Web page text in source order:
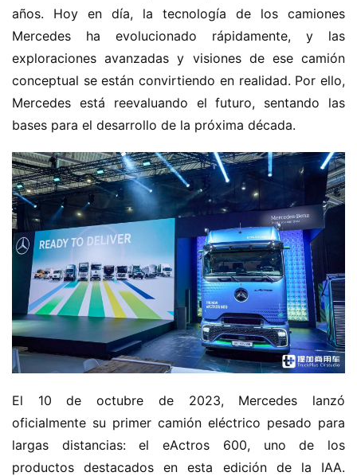
años. Hoy en día, la tecnología de los camiones
Mercedes ha evolucionado rápidamente, y las
exploraciones avanzadas y visiones de ese camión
conceptual se están convirtiendo en realidad. Por ello,
Mercedes está reevaluando el futuro, sentando las
bases para el desarrollo de la próxima década.
El 10 de octubre de 2023, Mercedes lanzó
oficialmente su primer camión eléctrico pesado para
largas distancias: el eActros 600, uno de los
productos destacados en esta edición de la IAA.